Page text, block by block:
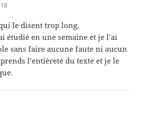
le disent trop long,
étudié en une semaine et je l’ai
sans faire aucune faute ni aucun
l’entièreté du texte et je le